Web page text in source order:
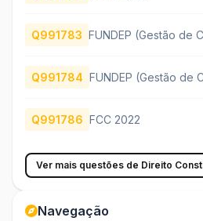
Q991783 FUNDEP (Gestão de
Q991784 FUNDEP (Gestão de
Q991786 FCC 2022
Ver mais questões de Direito
Navegação